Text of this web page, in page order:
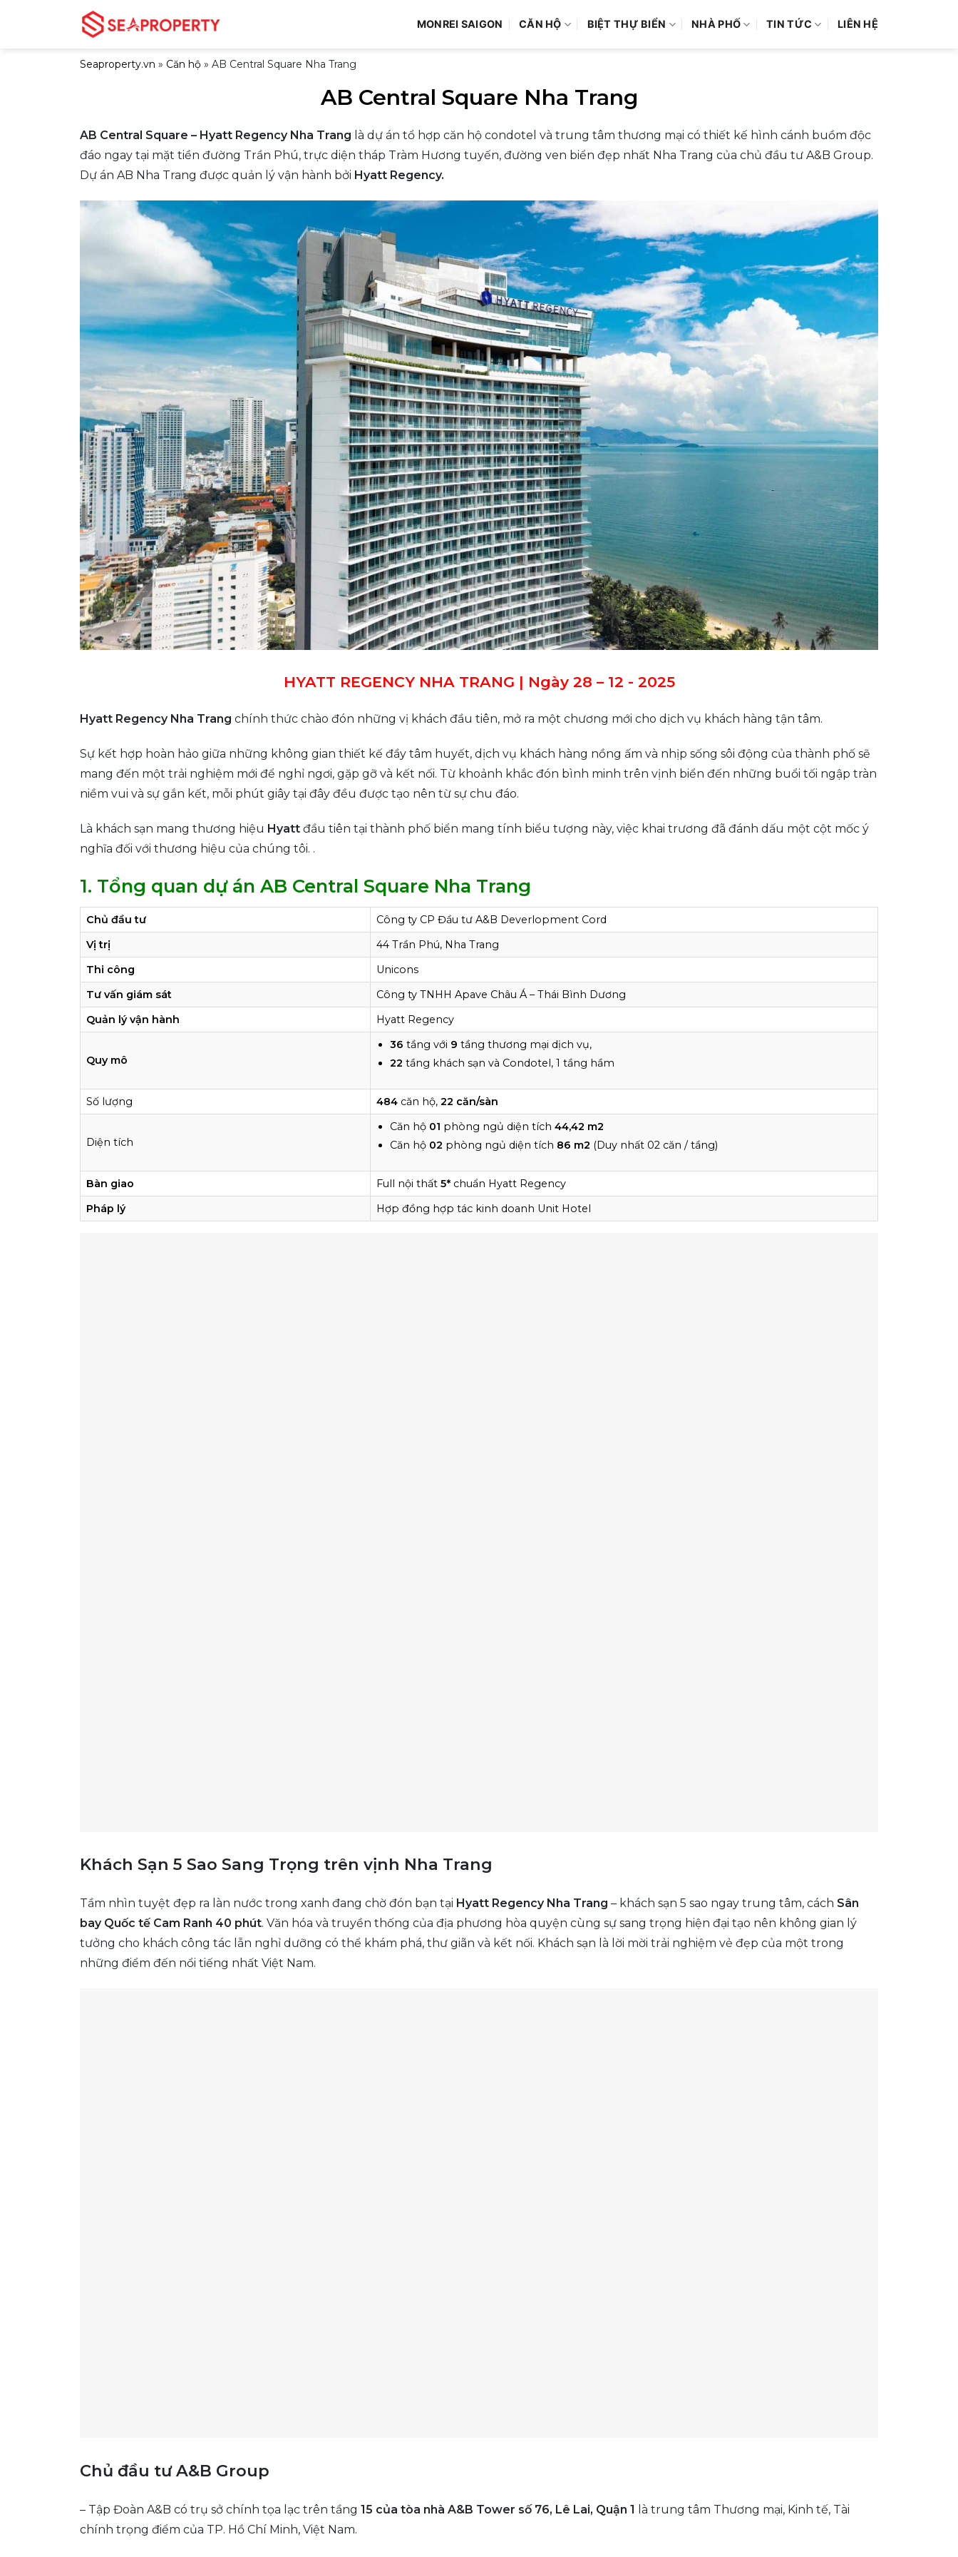
MONREI SAIGON CĂN HỘ BIỆT THỰ BIỂN NHÀ PHỐ TIN TỨC LIÊN HỆ
Seaproperty.vn » Căn hộ » AB Central Square Nha Trang
AB Central Square Nha Trang
AB Central Square – Hyatt Regency Nha Trang là dự án tổ hợp căn hộ condotel và trung tâm thương mại có thiết kế hình cánh buồm độc
đáo ngay tại mặt tiền đường Trần Phú, trực diện tháp Tràm Hương tuyến, đường ven biển đẹp nhất Nha Trang của chủ đầu tư A&B Group.
Dự án AB Nha Trang được quản lý vận hành bởi Hyatt Regency.
HYATT REGENCY NHA TRANG | Ngày 28 – 12 ​- 2025
Hyatt Regency Nha Trang chính thức chào đón những vị khách đầu tiên, mở ra một chương mới cho dịch vụ khách hàng tận tâm. ​
Sự kết hợp hoàn hảo giữa những không gian thiết kế đầy tâm huyết, dịch vụ khách hàng nồng ấm và nhịp sống sôi động của thành phố sẽ
mang đến một trải nghiệm mới để nghỉ ngơi, gặp gỡ và kết nối. Từ khoảnh khắc đón bình minh trên vịnh biển đến những buổi tối ngập tràn
niềm vui và sự gắn kết, mỗi phút giây tại đây đều được tạo nên từ sự chu đáo. ​
Là khách sạn mang thương hiệu Hyatt đầu tiên tại thành phố biển mang tính biểu tượng này, việc khai trương đã đánh dấu một cột mốc ý
nghĩa đối với thương hiệu của chúng tôi. .
1. Tổng quan dự án AB Central Square Nha Trang
Chủ đầu tư
Công ty CP Đầu tư A&B Deverlopment Cord
Vị trị
44 Trần Phú, Nha Trang
Thi công
Unicons
Tư vấn giám sát
Công ty TNHH Apave Châu Á – Thái Bình Dương
Quản lý vận hành
Hyatt Regency
Quy mô
36 tầng với 9 tầng thương mại dịch vụ,
22 tầng khách sạn và Condotel, 1 tầng hầm
Số lượng 484 căn hộ, 22 căn/sàn
Diện tích
Căn hộ01 phòng ngủ diện tích 44,42 m2
Căn hộ 02 phòng ngủ diện tích 86 m2 (Duy nhất 02 căn / tầng)
Bàn giao Full nội thất 5* chuẩn Hyatt Regency
Pháp lý
Hợp đồng hợp tác kinh doanh Unit Hotel
Khách Sạn 5 Sao Sang Trọng trên vịnh Nha Trang
Tầm nhìn tuyệt đẹp ra làn nước trong xanh đang chờ đón bạn tại Hyatt Regency Nha Trang – khách sạn 5 sao ngay trung tâm, cách Sân
bay Quốc tế Cam Ranh 40 phút. Văn hóa và truyền thống của địa phương hòa quyện cùng sự sang trọng hiện đại tạo nên không gian lý
tưởng cho khách công tác lẫn nghỉ dưỡng có thể khám phá, thư giãn và kết nối. Khách sạn là lời mời trải nghiệm vẻ đẹp của một trong
những điểm đến nổi tiếng nhất Việt Nam.
Chủ đầu tư A&B Group
– Tập Đoàn A&B có trụ sở chính tọa lạc trên tầng 15 của tòa nhà A&B Tower số 76, Lê Lai, Quận 1 là trung tâm Thương mại, Kinh tế, Tài
chính trọng điểm của TP. Hồ Chí Minh, Việt Nam.